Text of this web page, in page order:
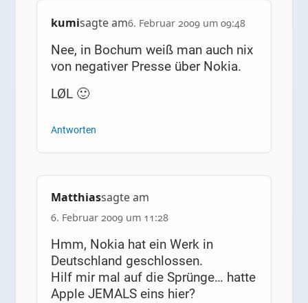
kumisagte am6. Februar 2009 um 09:48
Nee, in Bochum weiß man auch nix
von negativer Presse über Nokia.
LØL 🙂
Antworten
Matthiassagte am
6. Februar 2009 um 11:28
Hmm, Nokia hat ein Werk in
Deutschland geschlossen.
Hilf mir mal auf die Sprünge… hatte
Apple JEMALS eins hier?